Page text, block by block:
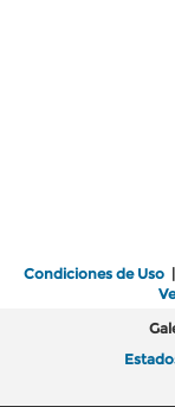
Condiciones de Uso